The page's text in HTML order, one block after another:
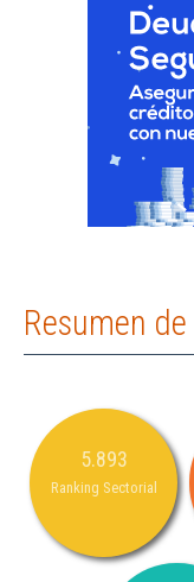
Resumen
5.893
Ranking Sectorial